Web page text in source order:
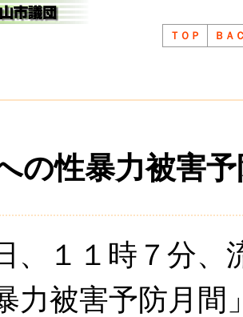
ＴＯＰ ＢＡ
の性暴力被害
、１１時７分
力被害予防月